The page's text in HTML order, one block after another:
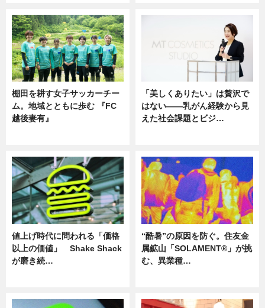
棚田を耕す女子サッカーチー
ム。地域とともに歩む 『FC
越後妻有』
「美しくありたい」は贅沢で
はない――乳がん経験から見
えた社会課題とビジ…
値上げ時代に問われる「価格
以上の価値」 Shake Shack
が磨き続…
“酷暑”の原因を防ぐ。住友金
属鉱山「SOLAMENT®」が挑
む、異業種…